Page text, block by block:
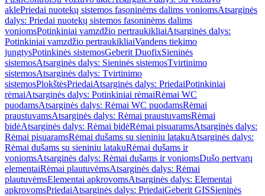
aklePriedai nuotekų sistemos fasoninėms dalims voniomsAtsarginės
dalys: Priedai nuotekų sistemos fasoninėms dalims
voniomsPotinkiniai vamzdžio pertraukikliaiAtsarginės dalys:
Potinkiniai vamzdžio pertraukikliaiVandens tiekimo
jungtysPotinkinės sistemosGeberit DuofixSieninės
sistemosAtsarginės dalys: Sieninės sistemosTvirtinimo
sistemosAtsarginės dalys: Tvirtinimo
sistemosPlokštėsPriedaiAtsarginės dalys: PriedaiPotinkiniai
rėmaiAtsarginės dalys: Potinkiniai rėmaiRėmai WC
puodamsAtsarginės dalys: Rėmai WC puodamsRėmai
praustuvamsAtsarginės dalys: Rėmai praustuvamsRėmai
bidėAtsarginės dalys: Rėmai bidėRėmai pisuaramsAtsarginės dalys:
Rėmai pisuaramsRėmai dušams su sieniniu latakuAtsarginės dalys:
Rėmai dušams su sieniniu latakuRėmai dušams ir
voniomsAtsarginės dalys: Rėmai dušams ir voniomsDušo pertvarų
elementaiRėmai plautuvėmsAtsarginės dalys: Rėmai
plautuvėmsElementai apkrovomsAtsarginės dalys: Elementai
apkrovomsPriedaiAtsarginės dalys: PriedaiGeberit GISSieninės